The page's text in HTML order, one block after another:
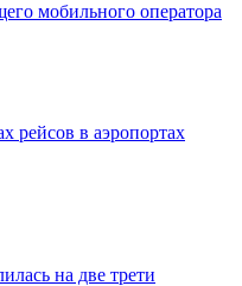
мобильного оператора
рейсов в аэропортах
на две трети